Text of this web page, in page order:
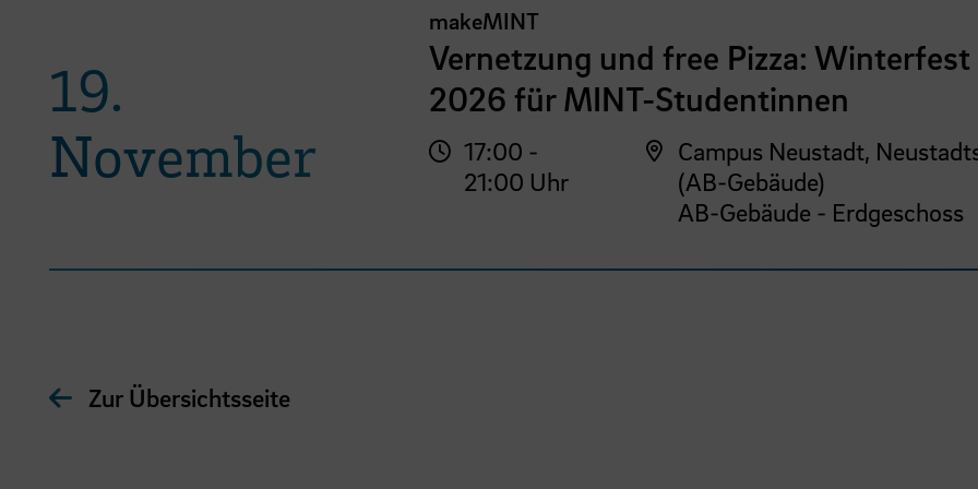
19.
November
makeMINT
Vernetzung und free Pizza: Winterfest
2026 für MINT-Studentinnen
17:00 -
21:00 Uhr
Campus Neustadt,
(AB-Gebäude)
AB-Gebäude - Erdgeschoss
Zur Übersichtsseite